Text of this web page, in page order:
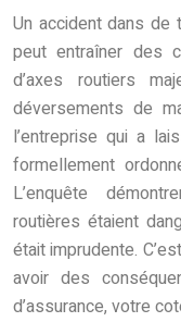
Un accident dans de
peut entraîner des
d’axes routiers
déversements de
l’entreprise qui a
formellement
L’enquête
routières étaient
était imprudente.
avoir des
d’assurance, votre